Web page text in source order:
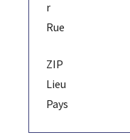
r
Rue
ZIP
Lieu
Pays